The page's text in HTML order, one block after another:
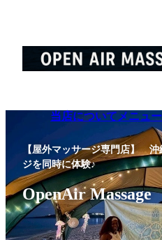
当店について メニュー
【屋外マッサージ専門店】
ジを同時に体験♪
OpenAir Massage